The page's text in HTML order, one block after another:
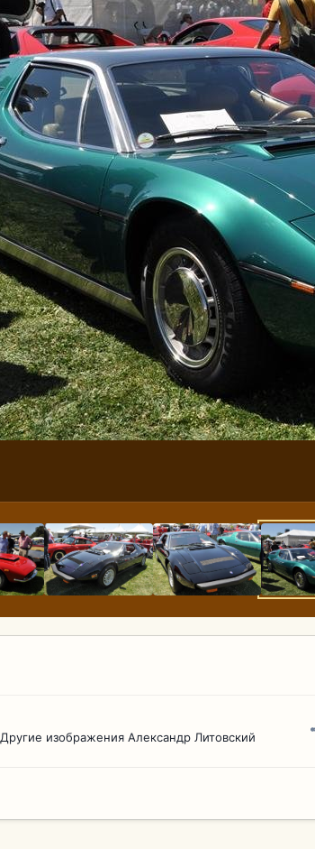
Другие изображения Александр Литовский